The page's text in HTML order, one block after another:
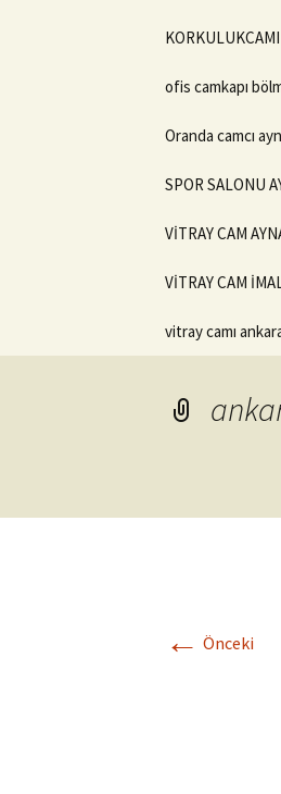
ofis camkapı
Oranda camcı
SPOR SALONU
VİTRAY CAM
VİTRAY CAM
vitray camı
← Önceki